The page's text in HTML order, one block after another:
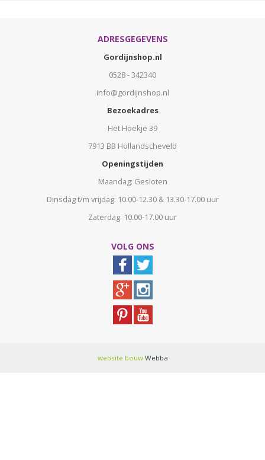
ADRESGEGEVENS
Gordijnshop.nl
0528 - 342340
info@gordijnshop.nl
Bezoekadres
Het Hoekje 39
7913 BB Hollandscheveld
Openingstijden
Maandag: Gesloten
Dinsdag t/m vrijdag: 10.00-12.30 & 13.30-17.00 uur
Zaterdag: 10.00-17.00 uur
VOLG ONS
website bouwWebba